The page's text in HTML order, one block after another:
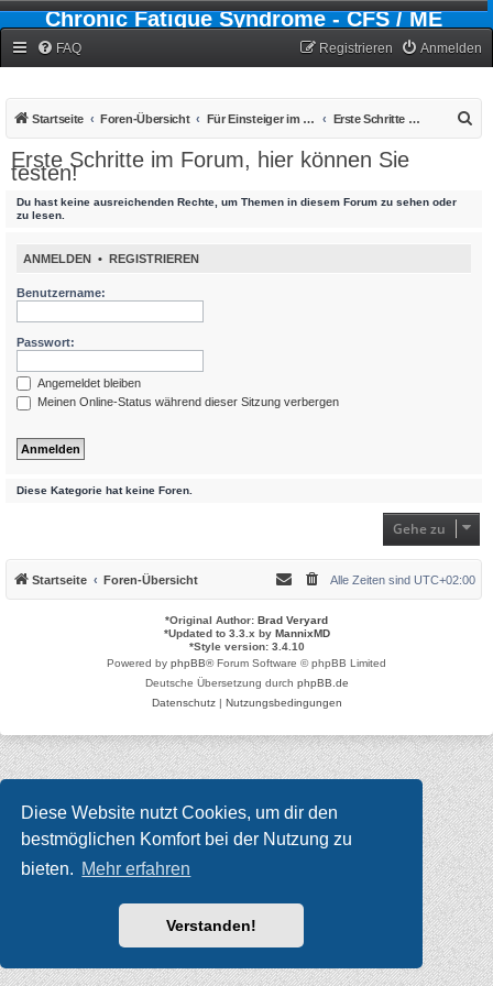
Diese Website nutzt Cookies, um dir den
bestmöglichen Komfort bei der Nutzung zu
bieten. Mehr erfahren
Verstanden!
Chronic Fatigue Syndrome - CFS / ME
FAQ Anmelden
Registrieren
Startseite Foren-Übersicht Für Einsteiger im CFS- Forum Erste Schritte im Forum, hier können Sie testen!
Erste Schritte im Forum, hier können Sie
testen!
Du hast keine ausreichenden Rechte, um Themen in diesem Forum zu sehen oder
zu lesen.
ANMELDEN • REGISTRIEREN
Benutzername:
Passwort:
Angemeldet bleiben
Meinen Online-Status während dieser Sitzung verbergen
Diese Kategorie hat keine Foren.
Gehe zu
Startseite Foren-Übersicht Alle Zeiten sind UTC+02:00
*Original Author: Brad Veryard
*Updated to 3.3.x by MannixMD
*Style version: 3.4.10
Powered by phpBB® Forum Software © phpBB Limited
Deutsche Übersetzung durch phpBB.de
Datenschutz| Nutzungsbedingungen